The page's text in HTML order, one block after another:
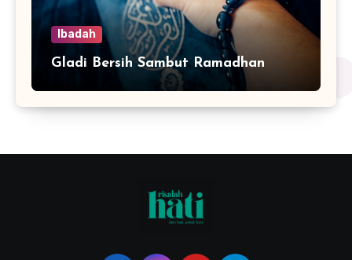
Ibadah
Gladi Bersih Sambut Ramadhan